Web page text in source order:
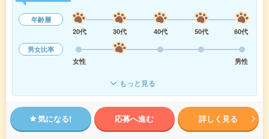
年齢層
20代
30代 40代 50代
60代
男女比率
女性
男性
もっと見る
気になる! 応募へ進む 詳しく見る